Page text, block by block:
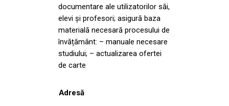
documentare ale utilizatorilor săi,
elevi și profesori; asigură baza
materială necesară procesului de
învățământ: – manuale necesare
studiului; – actualizarea ofertei
de carte
Adresă